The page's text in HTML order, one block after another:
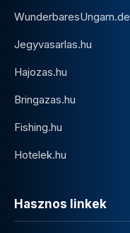
WunderbaresUngarn.de
Jegyvasarlas.hu
Hajozas.hu
Bringazas.hu
Fishing.hu
Hotelek.hu
Hasznos linkek